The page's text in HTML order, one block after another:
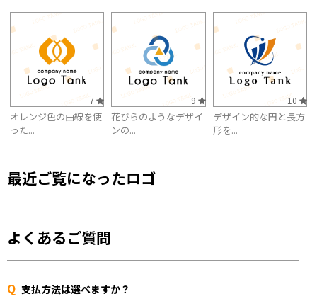
7
オレンジ色の曲線を使
った...
9
花びらのようなデザイ
ンの...
10
デザイン的な円と長方
形を...
最近ご覧になったロゴ
よくあるご質問
Q 支払方法は選べますか？